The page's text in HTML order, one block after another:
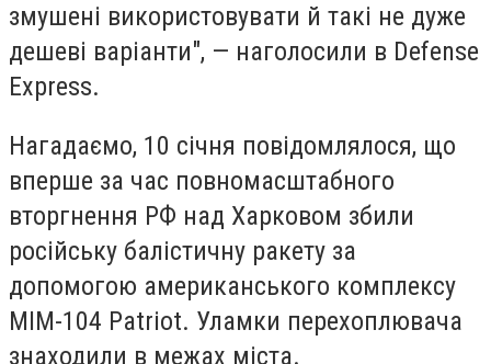
змушені використовувати й такі не дуже
дешеві варіанти", — наголосили в Defense
Express.
Нагадаємо, 10 січня повідомлялося, що
вперше за час повномасштабного
вторгнення РФ над Харковом збили
російську балістичну ракету за
допомогою американського комплексу
MIM-104 Patriot. Уламки перехоплювача
знаходили в межах міста.